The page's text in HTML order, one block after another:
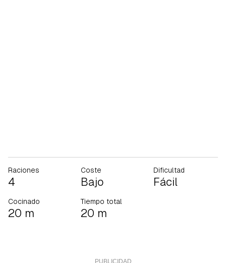
Raciones
4
Coste
Bajo
Dificultad
Fácil
Cocinado
20 m
Tiempo total
20 m